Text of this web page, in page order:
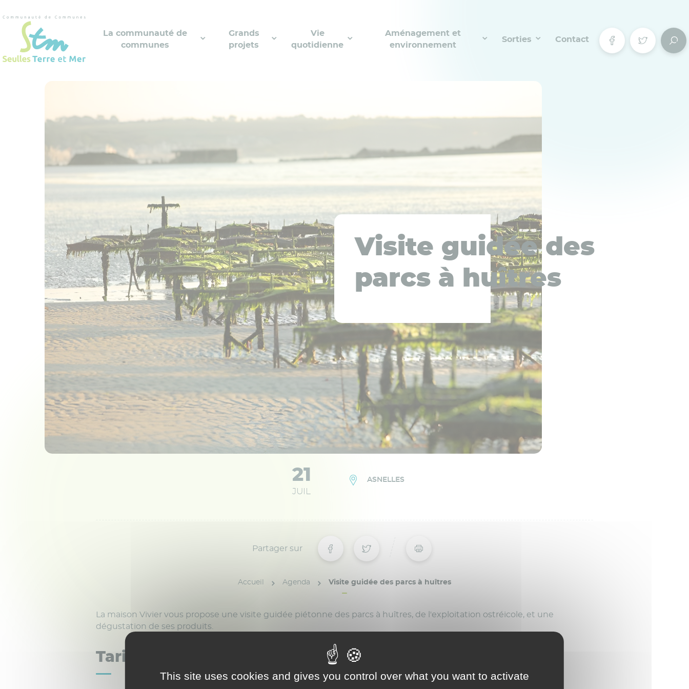
La communauté de
communes
Grands
projets
Vie
quotidienne
Aménagement et
environnement
Sorties Contact
Visite guidée des
parcs à huîtres
21
JUIL
ASNELLES
Partager sur
Accueil Agenda Visite guidée des parcs à huîtres
La maison Vivier vous propose une visite guidée piétonne des parcs à huîtres, de l'exploitation ostréicole, et une
dégustation de ses produits.
Tarifs
This site uses cookies and gives you control over what you want to activate